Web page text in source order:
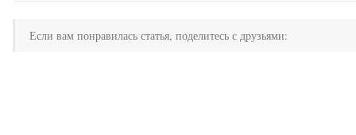
Если вам понравилась статья, поделитесь с друзьями: